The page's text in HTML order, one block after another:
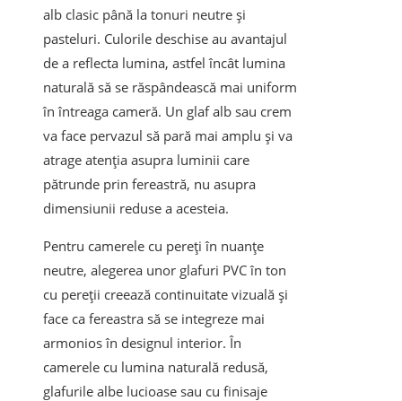
alb clasic până la tonuri neutre și
pasteluri. Culorile deschise au avantajul
de a reflecta lumina, astfel încât lumina
naturală să se răspândească mai uniform
în întreaga cameră. Un glaf alb sau crem
va face pervazul să pară mai amplu și va
atrage atenția asupra luminii care
pătrunde prin fereastră, nu asupra
dimensiunii reduse a acesteia.
Pentru camerele cu pereți în nuanțe
neutre, alegerea unor glafuri PVC în ton
cu pereții creează continuitate vizuală și
face ca fereastra să se integreze mai
armonios în designul interior. În
camerele cu lumina naturală redusă,
glafurile albe lucioase sau cu finisaje